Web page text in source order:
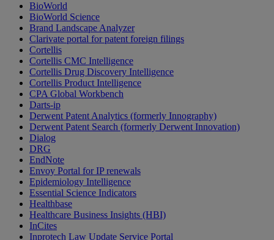
BioWorld
BioWorld Science
Brand Landscape Analyzer
Clarivate portal for patent foreign filings
Cortellis
Cortellis CMC Intelligence
Cortellis Drug Discovery Intelligence
Cortellis Product Intelligence
CPA Global Workbench
Darts-ip
Derwent Patent Analytics (formerly Innography)
Derwent Patent Search (formerly Derwent Innovation)
Dialog
DRG
EndNote
Envoy Portal for IP renewals
Epidemiology Intelligence
Essential Science Indicators
Healthbase
Healthcare Business Insights (HBI)
InCites
Inprotech Law Update Service Portal